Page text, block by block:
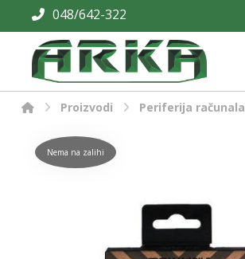
048/642-322
Proizvodi Periferija računala
Nema na zalihi